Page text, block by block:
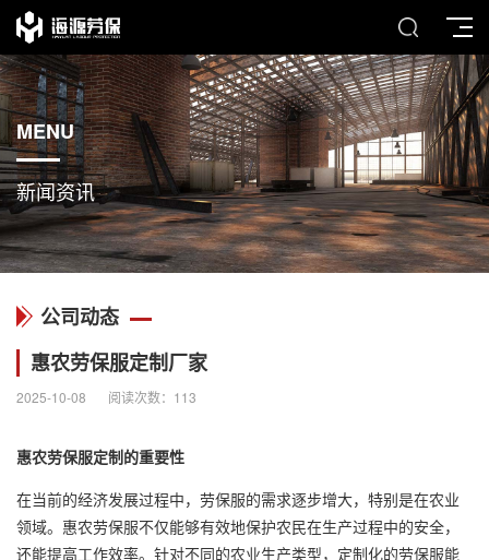
MENU
新闻资讯
公司动态
惠农劳保服定制厂家
2025-10-08 阅读次数： 113
惠农劳保服定制的重要性
在当前的经济发展过程中，劳保服的需求逐步增大，特别是在农业
领域。惠农劳保服不仅能够有效地保护农民在生产过程中的安全，
还能提高工作效率。针对不同的农业生产类型，定制化的劳保服能